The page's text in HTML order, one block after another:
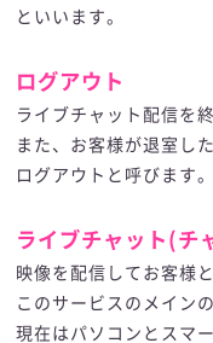
といいます。
ログアウト
ライブチャット配信を
また、お客様が退室し
ログアウトと呼びます。
ライブチャット(チ
映像を配信してお客様
このサービスのメイン
現在はパソコンとスマ